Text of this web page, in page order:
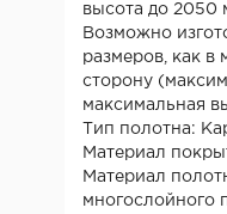
высота до 2050
Возможно
размеров, как
сторону
максимальная
Тип полотна:
Материал
Материал
многослойного